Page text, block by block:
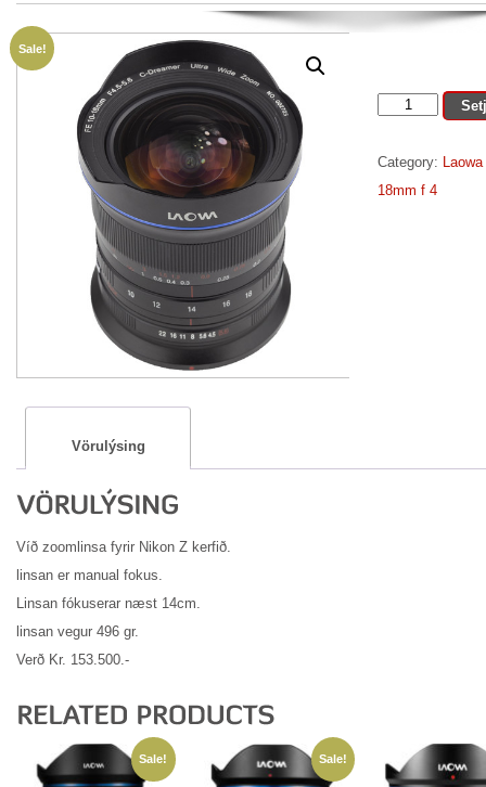
Sale!
Laowa
18mm
f
Category:
18mm f 4
Vörulýsing
Víð zoomlinsa fyrir Nikon Z kerfið.
linsan er manual fokus.
Linsan fókuserar næst 14cm.
linsan vegur 496 gr.
Verð Kr. 153.500.-
Sale! Sale!